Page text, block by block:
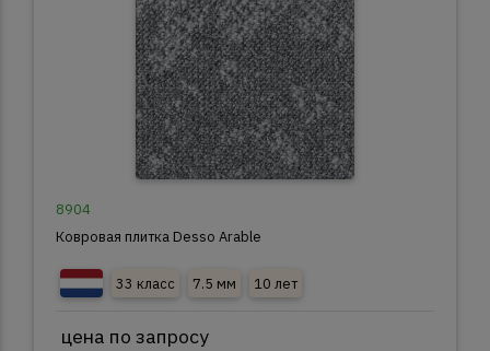
8904
Ковровая плитка Desso Arable
33 класс 7.5 мм 10 лет
цена по запросу